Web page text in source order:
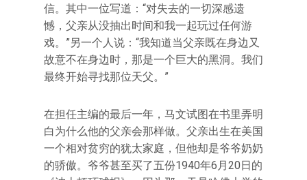
信。其中一位写道：“对失去的一切深感遗
憾，父亲从没抽出时间和我一起玩过任何游
戏。”另一个人说：“我知道当父亲既在身边又
故意不在身边时，那是一个巨大的黑洞。我们
最终开始寻找那位天父。”
在担任主编的最后一年，马文试图在书里弄明
白为什么他的父亲会那样做。父亲出生在美国
一个相对贫穷的犹太家庭，但他却是爷爷奶奶
的骄傲。爷爷甚至买了五份1940年6月20日的